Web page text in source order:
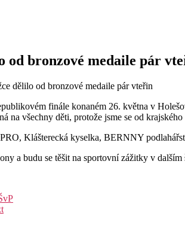
od bronzové medaile pár
dělilo od bronzové medaile pár vteřin
finále konaném 26. května v
na všechny děti, protože jsme se od
Klášterecká kyselka, BERNNY
a budu se těšit na sportovní zážitky v dalším